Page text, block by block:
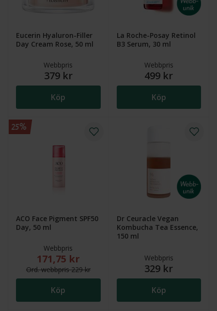
Eucerin Hyaluron-Filler
Day Cream Rose, 50 ml
Webbpris
379 kr
Köp
La Roche-Posay Retinol
B3 Serum, 30 ml
Webbpris
499 kr
Köp
ACO Face Pigment SPF50
Day, 50 ml
Webbpris
Nytt reducerat pris: 171,75 kr. Ordinarie webbpris
171,75 kr
Ord.webbpris229 kr
Köp
25%
Dr Ceuracle Vegan
Kombucha Tea Essence,
150 ml
Webbpris
329 kr
Köp